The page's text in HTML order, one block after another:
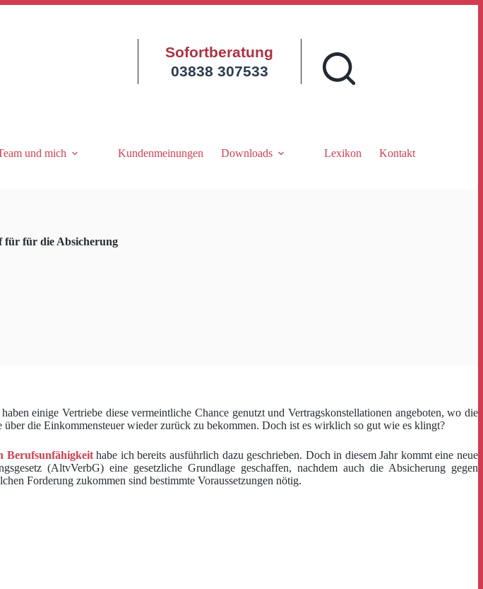
Sofortberatung
03838 307533
und mich Kundenmeinungen Downloads Lexikon Kontakt
für für die Absicherung
einige Vertriebe diese vermeintliche Chance genutzt und Vertragskonstellationen angeboten, wo die
die Einkommensteuer wieder zurück zu bekommen. Doch ist es wirklich so gut wie es klingt?
Berufsunfähigkeithabe ich bereits ausführlich dazu geschrieben. Doch in diesem Jahr kommt eine neue
(AltvVerbG) eine gesetzliche Grundlage geschaffen, nachdem auch die Absicherung gegen
Forderung zukommen sind bestimmte Voraussetzungen nötig.